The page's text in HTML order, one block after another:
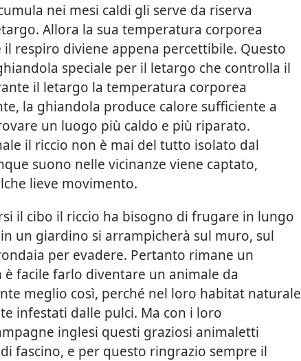
nei mesi caldi gli serve da riserva
Allora la sua temperatura corporea
respiro diviene appena percettibile. Questo
speciale per il letargo che controlla il
il letargo la temperatura corporea
la ghiandola produce calore sufficiente a
un luogo più caldo e più riparato.
il riccio non è mai del tutto isolato dal
suono nelle vicinanze viene captato,
lieve movimento.
il cibo il riccio ha bisogno di frugare in lungo
un giardino si arrampicherà sul muro, sul
per evadere. Pertanto rimane un
è facile farlo diventare un animale da
meglio così, perché nel loro habitat naturale
infestati dalle pulci. Ma con i loro
inglesi questi graziosi animaletti
fascino, e per questo ringrazio sempre il